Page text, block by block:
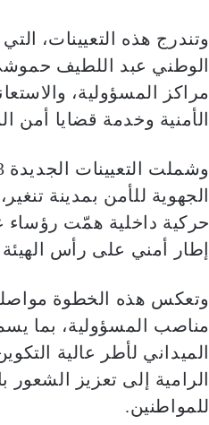
وتندرج هذه التعيينات،
الوطني عبد اللطيف
مراكز المسؤولية،
الأمنية وخدمة قضايا أمن
الجهوية للأمن بمدينة
حركية داخلية همّت
إطار أمني على رأس
وتعكس هذه الخطوة
مناصب المسؤولية، بما
الميداني لأطر عالية
الرامية إلى تعزيز
للمواطنين.